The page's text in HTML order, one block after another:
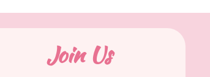
Join Us